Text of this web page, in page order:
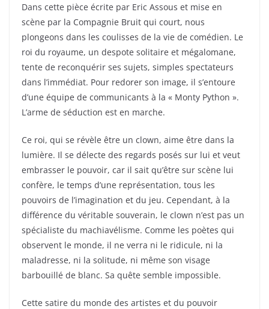
Dans cette pièce écrite par Eric Assous et mise en
scène par la Compagnie Bruit qui court, nous
plongeons dans les coulisses de la vie de comédien. Le
roi du royaume, un despote solitaire et mégalomane,
tente de reconquérir ses sujets, simples spectateurs
dans l’immédiat. Pour redorer son image, il s’entoure
d’une équipe de communicants à la « Monty Python ».
L’arme de séduction est en marche.
Ce roi, qui se révèle être un clown, aime être dans la
lumière. Il se délecte des regards posés sur lui et veut
embrasser le pouvoir, car il sait qu’être sur scène lui
confère, le temps d’une représentation, tous les
pouvoirs de l’imagination et du jeu. Cependant, à la
différence du véritable souverain, le clown n’est pas un
spécialiste du machiavélisme. Comme les poètes qui
observent le monde, il ne verra ni le ridicule, ni la
maladresse, ni la solitude, ni même son visage
barbouillé de blanc. Sa quête semble impossible.
Cette satire du monde des artistes et du pouvoir